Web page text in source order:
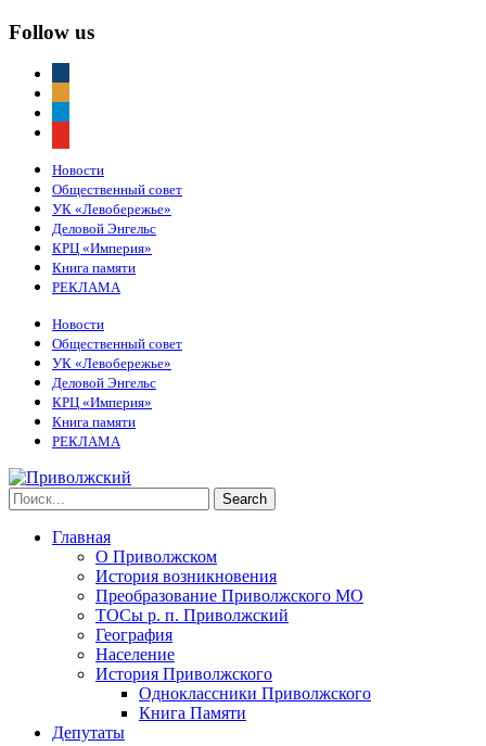
Follow us
Новости
Общественный совет
УК «Левобережье»
Деловой Энгельс
КРЦ «Империя»
Книга памяти
РЕКЛАМА
Новости
Общественный совет
УК «Левобережье»
Деловой Энгельс
КРЦ «Империя»
Книга памяти
РЕКЛАМА
Главная
О Приволжском
История возникновения
Преобразование Приволжского МО
ТОСы р. п. Приволжский
География
Население
История Приволжского
Одноклассники Приволжского
Книга Памяти
Депутаты